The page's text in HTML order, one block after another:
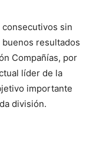
sin
resultados
Compañías, por
líder de la
importante
división.